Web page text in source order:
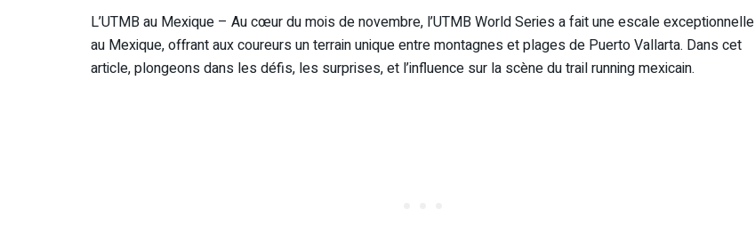
L’UTMB au Mexique – Au cœur du mois de novembre, l’UTMB World Series a fait une escale exceptionnelle
au Mexique, offrant aux coureurs un terrain unique entre montagnes et plages de Puerto Vallarta. Dans cet
article, plongeons dans les défis, les surprises, et l’influence sur la scène du trail running mexicain.